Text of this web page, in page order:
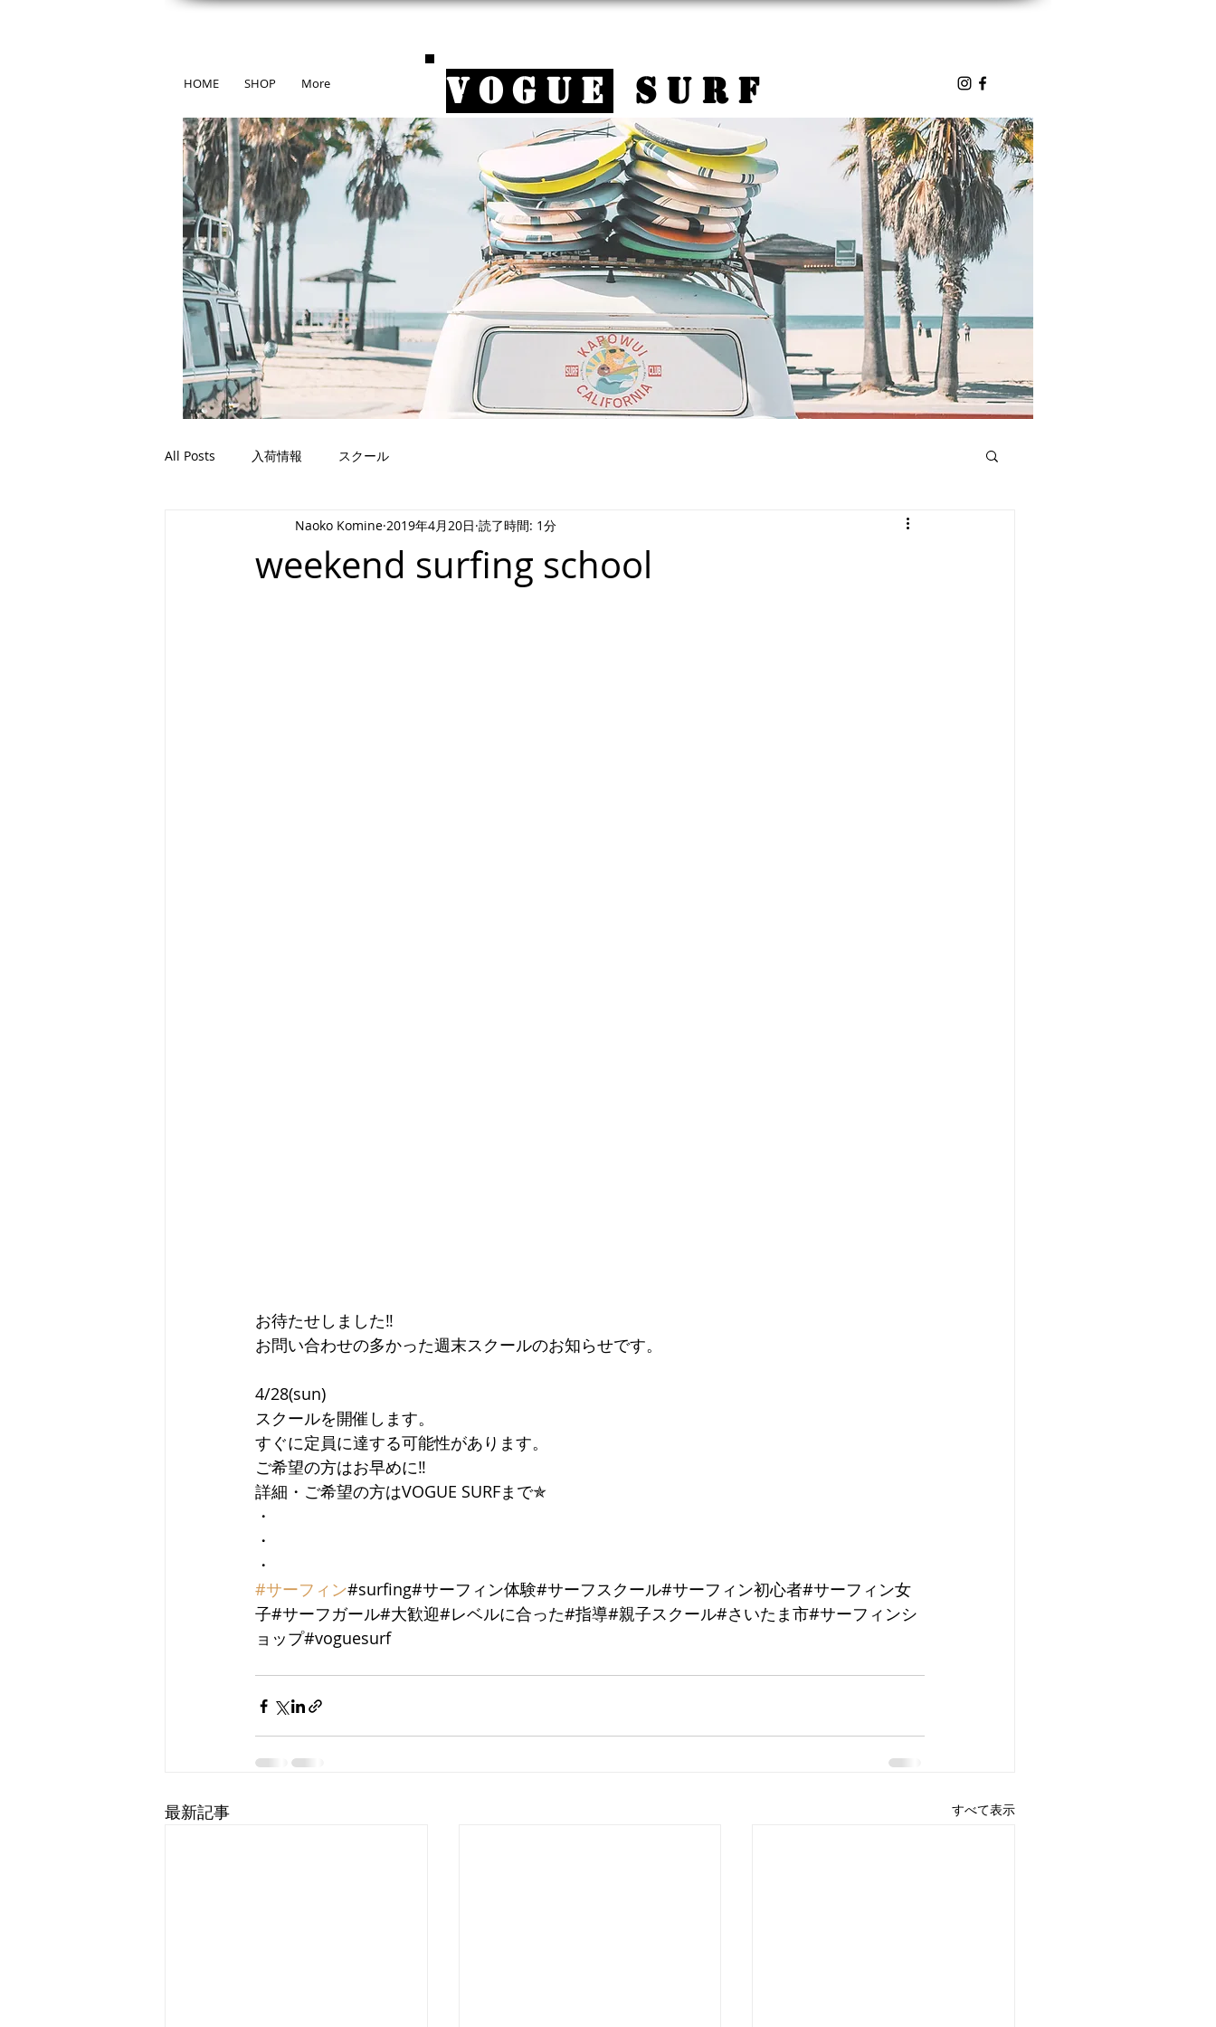
VOGUE SURF
HOME SHOP More
All Posts 入荷情報 スクール
weekend surfing school
Naoko Komine 2019年4月20日 読了時間: 1分
お待たせしました‼︎
お問い合わせの多かった週末スクールのお知らせです。
4/28(sun)
スクールを開催します。
すぐに定員に達する可能性があります。
ご希望の方はお早めに‼︎
詳細・ご希望の方はVOGUE SURFまで✯
・
・
・
#サーフィン#surfing#サーフィン体験#サーフスクール#サーフィン初心者#サーフィン女
子#サーフガール#大歓迎#レベルに合った#指導#親子スクール#さいたま市#サーフィンシ
ョップ#voguesurf
最新記事 すべて表示